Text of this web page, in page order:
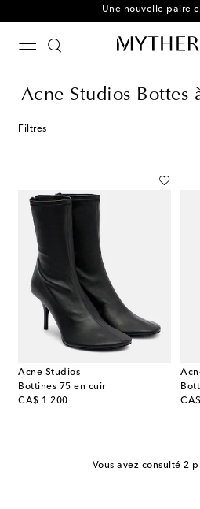
Une nouvelle paire
Acne Studios Bottes
Filtres
Acne Studios
Bottines 75 en cuir
CA$ 1 200
original price
Vous avez consulté 2